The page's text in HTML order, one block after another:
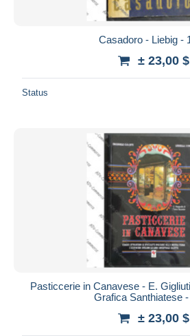
Casadoro - Liebig -
± 23,00 $
Status
Pasticcerie in Canavese - E.
Grafica Santhiatese
± 23,00 $